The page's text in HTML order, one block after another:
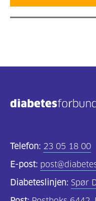
Telefon: 23 05 18 00
E-post:
Diabeteslinjen: Spør